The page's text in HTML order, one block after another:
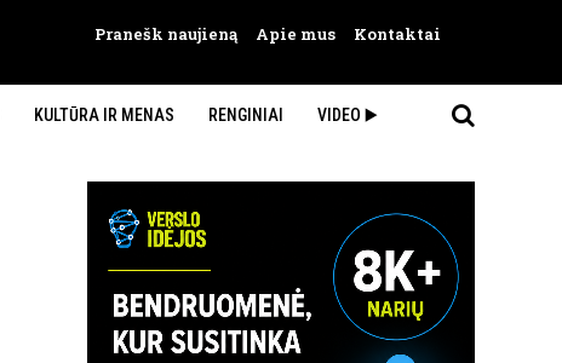
Pranešk naujieną Apie mus Kontaktai
KULTŪRA IR MENAS RENGINIAI VIDEO ▶️